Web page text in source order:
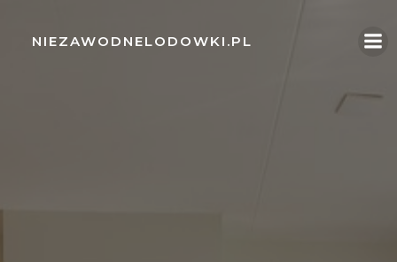
content
NIEZAWODNELODOWKI.PL